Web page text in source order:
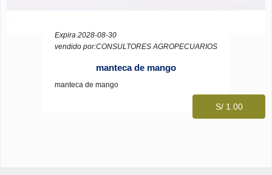
Expira 2028-08-30
vendido por:CONSULTORES AGROPECUARIOS
manteca de mango
manteca de mango
S/ 1.00